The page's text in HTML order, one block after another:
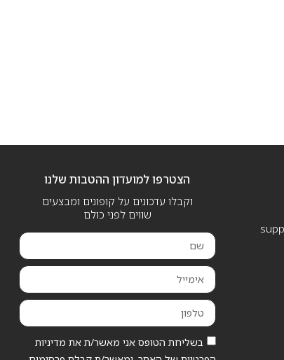
הצטרפו למועדון ההטבות שלנו
וקבלו עדכונים על קופונים ומבצעים
שווים לפני כולם
בשליחת הטופס אני מאשר/ת את מדיניות